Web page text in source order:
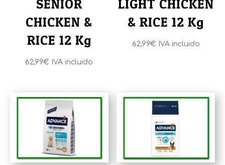
SENIOR
CHICKEN &
RICE 12 Kg
62,99€ IVA incluido
LIGHT CHICKEN
& RICE 12 Kg
62,99€ IVA incluido